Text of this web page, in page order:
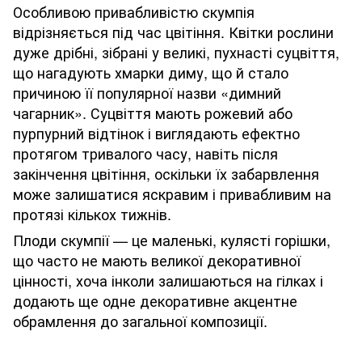
Особливою привабливістю скумпія
відрізняється під час цвітіння. Квітки рослини
дуже дрібні, зібрані у великі, пухнасті суцвіття,
що нагадують хмарки диму, що й стало
причиною її популярної назви «димний
чагарник». Суцвіття мають рожевий або
пурпурний відтінок і виглядають ефектно
протягом тривалого часу, навіть після
закінчення цвітіння, оскільки їх забарвлення
може залишатися яскравим і привабливим на
протязі кількох тижнів.
Плоди скумпії — це маленькі, кулясті горішки,
що часто не мають великої декоративної
цінності, хоча інколи залишаються на гілках і
додають ще одне декоративне акцентне
обрамлення до загальної композиції.